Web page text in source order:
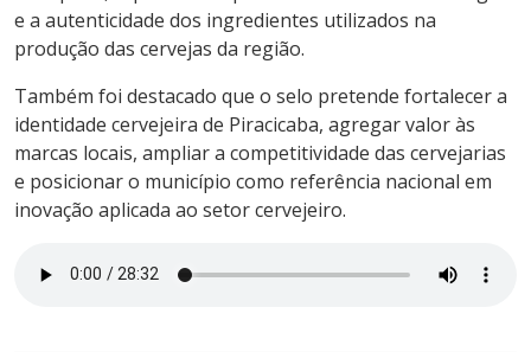
e a autenticidade dos ingredientes utilizados na
produção das cervejas da região.
Também foi destacado que o selo pretende fortalecer a
identidade cervejeira de Piracicaba, agregar valor às
marcas locais, ampliar a competitividade das cervejarias
e posicionar o município como referência nacional em
inovação aplicada ao setor cervejeiro.